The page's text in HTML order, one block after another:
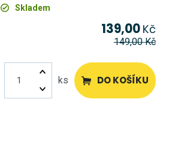
Skladem
139,00 Kč
149,00 Kč
ks DO KOŠÍKU